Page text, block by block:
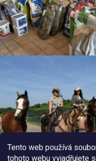
Tento web používá
tohoto webu vyjadřujete